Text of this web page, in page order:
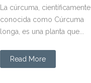
La cúrcuma, científicamente
conocida como Cúrcuma
longa, es una planta que...
Read More